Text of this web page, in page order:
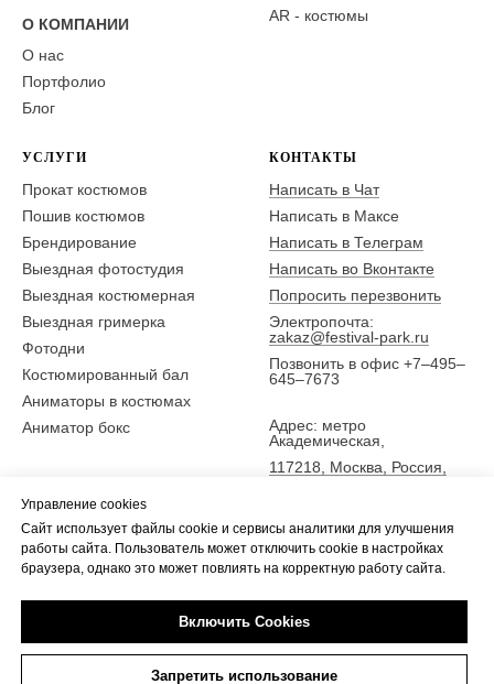
О КОМПАНИИ
О нас
Портфолио
Блог
AR - костюмы
УСЛУГИ
Прокат костюмов
Пошив костюмов
Брендирование
Выездная фотостудия
Выездная костюмерная
Выездная гримерка
Фотодни
Костюмированный бал
Аниматоры в костюмах
Аниматор бокс
КОНТАКТЫ
Написать в Чат
Написать в Максе
Написать в Телеграм
Написать во Вконтакте
Попросить перезвонить
Электропочта:
zakaz@festival-park.ru
Позвонить в офис +7–495–
645–7673
Адрес: метро
Академическая,
117218, Москва, Россия,
5 эт., офис Фестиваль-парк
Управление cookies
Сайт использует файлы cookie и сервисы аналитики для улучшения
работы сайта. Пользователь может отключить cookie в настройках
браузера, однако это может повлиять на корректную работу сайта.
Включить Cookies
Запретить использование